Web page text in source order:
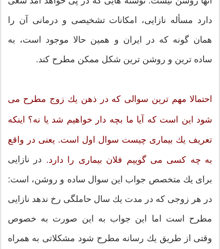
دارد مسأله نازایی، امكانات تشخیصی و درمانی آن را
همان گونه كه در ایران و همین حالا موجود است، به
ساده ترین و روشن ترین شكل ممكن مطرح كند.
احتمالا مهم ترین سوالی كه در ذهن یك زوج مطرح می
شود این است كه آیا ما بچه دار خواهیم شد یا نه؟ اینكه
تعریف یك بیماری چیست سوال اول است. یعنی در واقع
به چه كسی می گوییم فلان بیماری را دارد. در نازایی
برای یك متخصص جواب این سوال ساده و روشن، است:
در هر زوجی كه در مدت یك سال حاملگی رخ ندهد نازایی
مطرح است اما این جواب به این صورت به خصوص
وقتی از طریق یك رسانه مطرح شود مشكلاتی به همراه